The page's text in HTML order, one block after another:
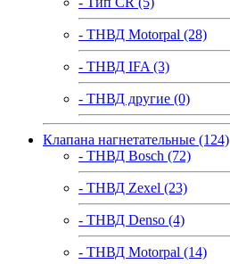
- ТНВД Motorpal (28)
- ТНВД IFA (3)
- ТНВД другие (0)
Клапана нагнетательные (124)
- ТНВД Bosch (72)
- ТНВД Zexel (23)
- ТНВД Denso (4)
- ТНВД Motorpal (14)